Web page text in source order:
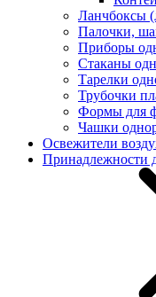
Ланчбоксы
Палочки,
Приборы
Стаканы
Тарелки
Трубочки
Формы для
Чашки
Освежители
Принадлежности